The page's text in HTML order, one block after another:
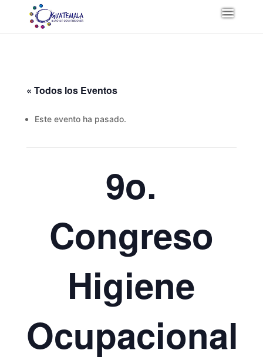
« Todos los Eventos
Este evento ha pasado.
9o.
Congreso
Higiene
Ocupacional